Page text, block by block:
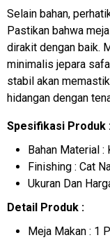
Selain bahan,
Pastikan bahwa
dirakit dengan baik.
minimalis jepara
stabil akan
hidangan dengan
Spesifikasi Produk
Bahan Material :
Finishing : Cat
Ukuran Dan
Detail Produk :
Meja Makan : 1